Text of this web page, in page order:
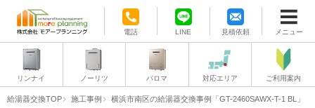
電話 LINE 見積依頼 メニュー
リンナイ ノーリツ パロマ 対応エリア ご利用案内
給湯器交換TOP 施工事例 横浜市南区の給湯器交換事例「GT-2460SAWX-T-1 BL」